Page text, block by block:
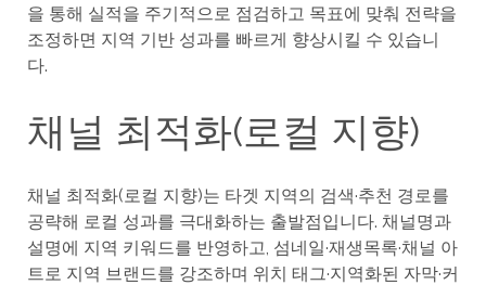
을 통해 실적을 주기적으로 점검하고 목표에 맞춰 전략을
조정하면 지역 기반 성과를 빠르게 향상시킬 수 있습니
다.
채널 최적화(로컬 지향)
채널 최적화(로컬 지향)는 타겟 지역의 검색·추천 경로를
공략해 로컬 성과를 극대화하는 출발점입니다. 채널명과
설명에 지역 키워드를 반영하고, 섬네일·재생목록·채널 아
트로 지역 브랜드를 강조하며 위치 태그·지역화된 자막·커